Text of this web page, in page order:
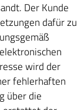
Der Kunde
dafür zu
wird der
fehlerhaften
über die